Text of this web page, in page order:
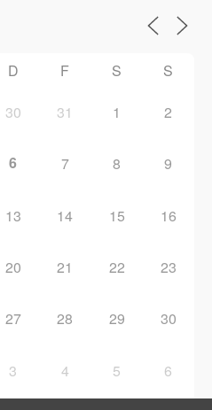
D F S S
30 31 1 2
6 7 8 9
13 14 15 16
20 21 22 23
27 28 29 30
3 4 5 6